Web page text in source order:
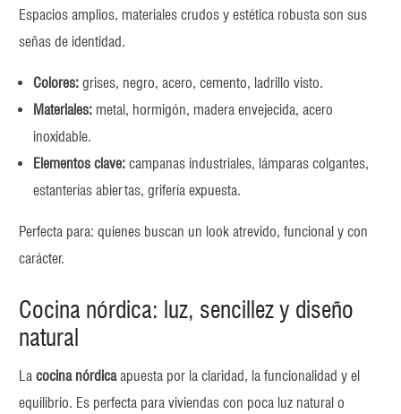
Espacios amplios, materiales crudos y estética robusta son sus
señas de identidad.
Colores: grises, negro, acero, cemento, ladrillo visto.
Materiales: metal, hormigón, madera envejecida, acero
inoxidable.
Elementos clave: campanas industriales, lámparas colgantes,
estanterías abiertas, grifería expuesta.
Perfecta para: quienes buscan un look atrevido, funcional y con
carácter.
Cocina nórdica: luz, sencillez y diseño
natural
Lacocina nórdicaapuesta por la claridad, la funcionalidad y el
equilibrio. Es perfecta para viviendas con poca luz natural o